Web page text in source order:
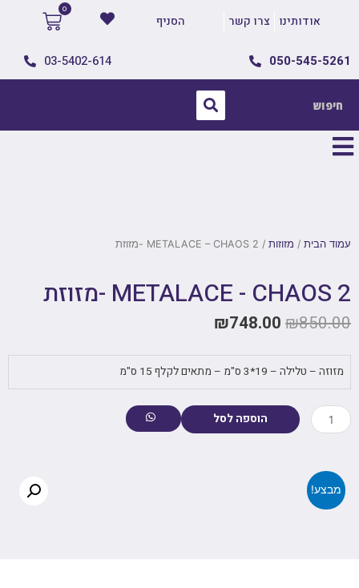
אודותינו צרו קשר הסניף
050-545-5261
03-5402-614
עמוד הבית / מזוזות / METALACE – CHAOS 2 -מזוזת
METALACE - CHAOS 2 -מזוזת
₪850.00
₪748.00
מזוזה – טלילה – 19*3 ס"מ – מתאים לקלף 15 ס"מ
הוספה לסל
מבצע!